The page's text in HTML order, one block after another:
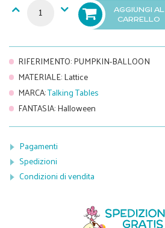
AGGIUNGI AL
CARRELLO
RIFERIMENTO:PUMPKIN-BALLOON
MATERIALE:Lattice
MARCA:Talking Tables
FANTASIA:Halloween
Pagamenti
Spedizioni
Condizioni di vendita